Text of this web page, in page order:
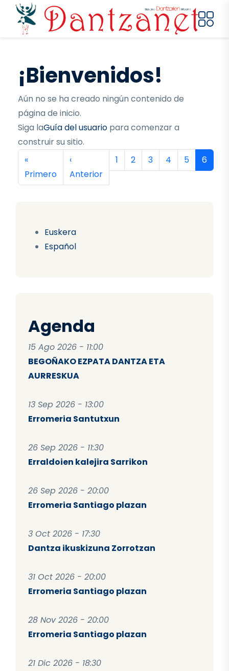
Pasar al contenido principal
Euskera
Español
Agenda
15 Ago 2026 - 11:00
BEGOÑAKO EZPATA DANTZA ETA
AURRESKUA
13 Sep 2026 - 13:00
Erromeria Santutxun
26 Sep 2026 - 11:30
Erraldoien kalejira Sarrikon
26 Sep 2026 - 20:00
Erromeria Santiago plazan
3 Oct 2026 - 17:30
Dantza ikuskizuna Zorrotzan
31 Oct 2026 - 20:00
Erromeria Santiago plazan
28 Nov 2026 - 20:00
Erromeria Santiago plazan
21 Dic 2026 - 18:30
¡Bienvenidos!
Aún no se ha creado ningún contenido de
página de inicio.
Siga laGuía del usuario para comenzar a
construir su sitio.
Paginación
Primera página
«
Primero
Página anterior
‹
Anterior
Página
1 Página
2 Página
3 Página
4 Página
5 6